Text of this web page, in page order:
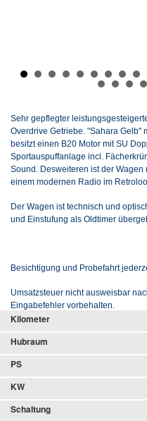
Sehr gepflegter
Overdrive Getriebe. "Sahara Gelb"
besitzt einen B20 Motor mit SU
Sportauspuffanlage incl.
Sound. Desweiteren ist der Wagen
einem modernen Radio im
Der Wagen ist technisch und
und Einstufung als Oldtimer
Besichtigung und Probefahrt
Umsatzsteuer nicht ausweisbar
Eingabefehler vorbehalten.
Kilometer
Hubraum
PS
KW
Schaltung